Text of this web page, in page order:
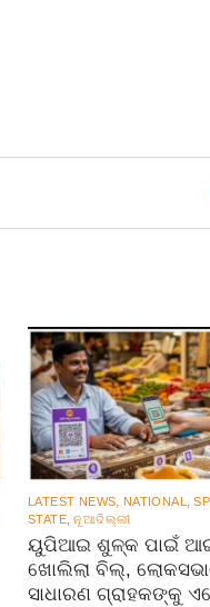
LATEST NEWS NATIONAL
STATE ନୂଆଦିଲ୍ଲୀ
ୟୁପିଆଇ ଶୁଳ୍କ ପାଇଁ
ଖୋଲିଲା ବିଲ୍‌,
ସାଧାରଣ ଗ୍ରାହକଙ୍କୁ